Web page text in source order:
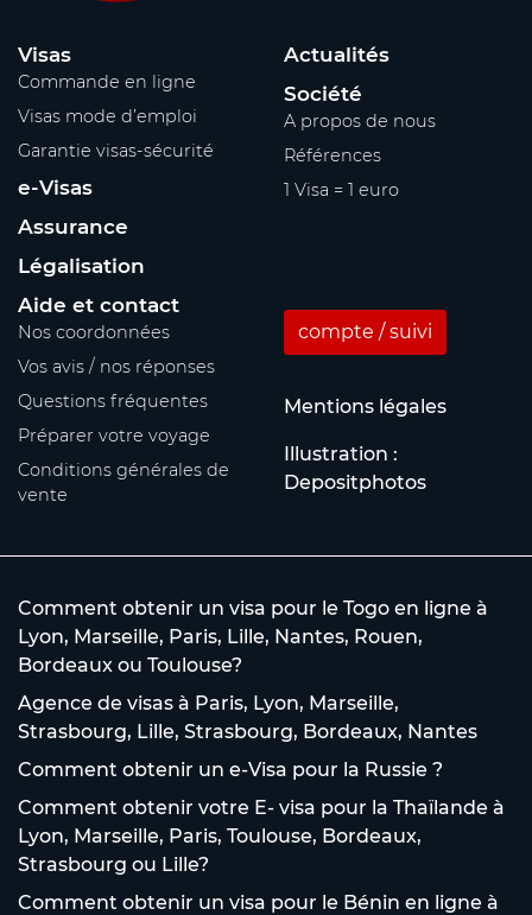
Visas
Commande en ligne
Visas mode d’emploi
Garantie visas-sécurité
e-Visas
Assurance
Légalisation
Actualités
Société
A propos de nous
Références
1 Visa = 1 euro
Aide et contact
Nos coordonnées
Vos avis / nos réponses
Questions fréquentes
Préparer votre voyage
Conditions générales de
vente
compte / suivi
Mentions légales
Illustration :
Depositphotos
Comment obtenir un visa pour le Togo en ligne à
Lyon, Marseille, Paris, Lille, Nantes, Rouen,
Bordeaux ou Toulouse?
Agence de visas à Paris, Lyon, Marseille,
Strasbourg, Lille, Strasbourg, Bordeaux, Nantes
Comment obtenir un e-Visa pour la Russie ?
Comment obtenir votre E- visa pour la Thaïlande à
Lyon, Marseille, Paris, Toulouse, Bordeaux,
Strasbourg ou Lille?
Comment obtenir un visa pour le Bénin en ligne à